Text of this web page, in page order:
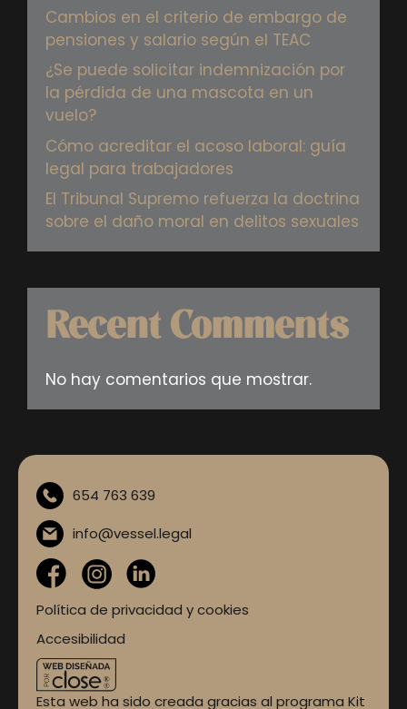
Cambios en el criterio de embargo de
pensiones y salario según el TEAC
¿Se puede solicitar indemnización por
la pérdida de una mascota en un
vuelo?
Cómo acreditar el acoso laboral: guía
legal para trabajadores
El Tribunal Supremo refuerza la doctrina
sobre el daño moral en delitos sexuales
Recent Comments
No hay comentarios que mostrar.
654 763 639
info@vessel.legal
Política de privacidad y cookies
Accesibilidad
Esta web ha sido creada gracias al programa Kit